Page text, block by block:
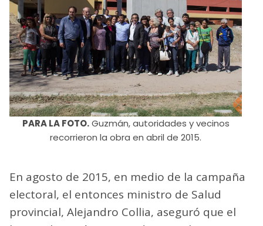
PARA LA FOTO.Guzmán, autoridades y vecinos
recorrieron la obra en abril de 2015.
En agosto de 2015, en medio de la campaña
electoral, el entonces ministro de Salud
provincial, Alejandro Collia, aseguró que el